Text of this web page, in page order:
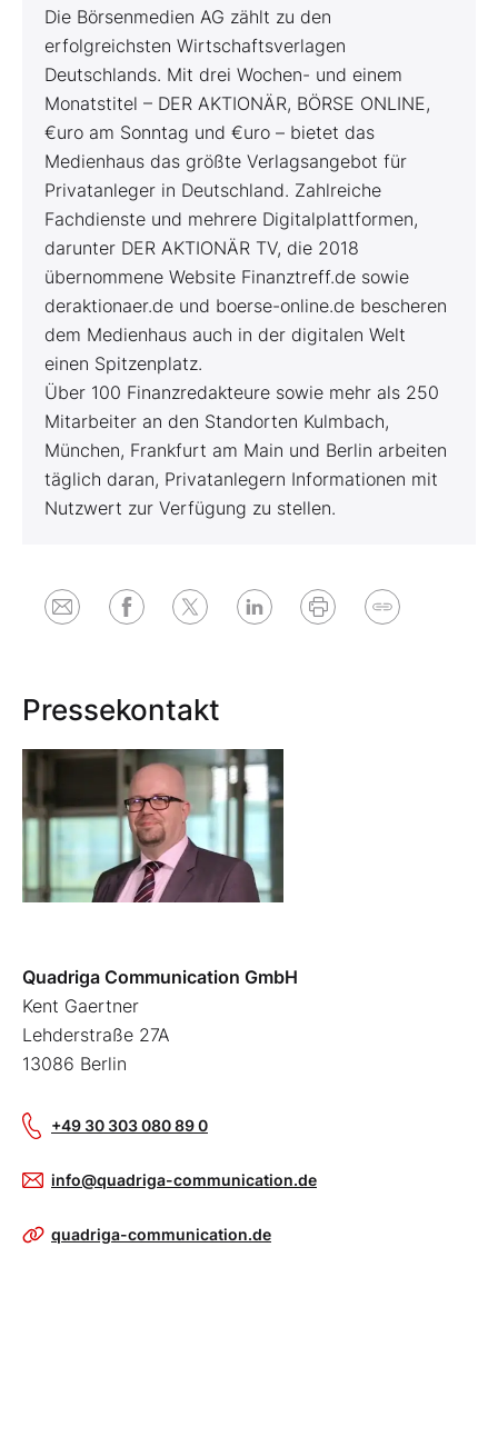
Die Börsenmedien AG zählt zu den
erfolgreichsten Wirtschaftsverlagen
Deutschlands. Mit drei Wochen- und einem
Monatstitel – DER AKTIONÄR, BÖRSE ONLINE,
€uro am Sonntag und €uro – bietet das
Medienhaus das größte Verlagsangebot für
Privatanleger in Deutschland. Zahlreiche
Fachdienste und mehrere Digitalplattformen,
darunter DER AKTIONÄR TV, die 2018
übernommene Website Finanztreff.de sowie
deraktionaer.de und boerse-online.de bescheren
dem Medienhaus auch in der digitalen Welt
einen Spitzenplatz.
Über 100 Finanzredakteure sowie mehr als 250
Mitarbeiter an den Standorten Kulmbach,
München, Frankfurt am Main und Berlin arbeiten
täglich daran, Privatanlegern Informationen mit
Nutzwert zur Verfügung zu stellen.
Pressekontakt
Quadriga Communication GmbH
Kent Gaertner
Lehderstraße 27A
13086 Berlin
+49 30 303 080 89 0
info@quadriga-communication.de
quadriga-communication.de